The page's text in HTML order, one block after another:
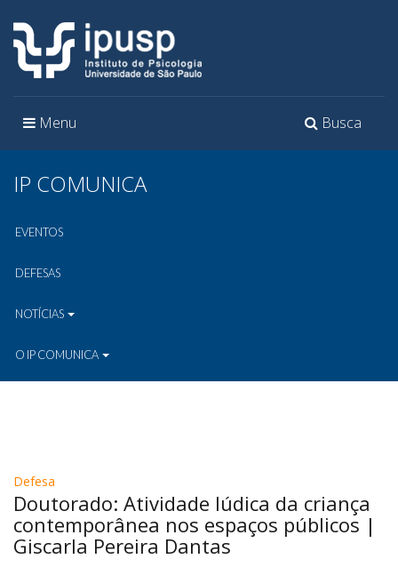
Toggle
Busca
Toggle
Menu
IP COMUNICA
EVENTOS
DEFESAS
NOTÍCIAS
O IP COMUNICA
Defesa
Doutorado: Atividade lúdica da criança
contemporânea nos espaços públicos |
Giscarla Pereira Dantas